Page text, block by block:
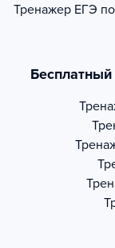
Тренажер ЕГЭ